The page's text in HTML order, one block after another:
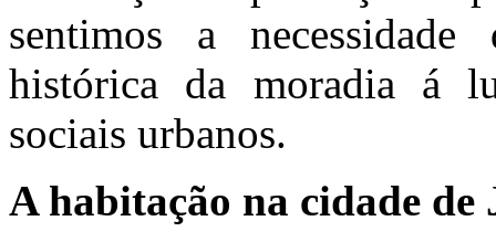
sentimos a necessidade
histórica da moradia á
sociais urbanos.
A habitação na cidade de